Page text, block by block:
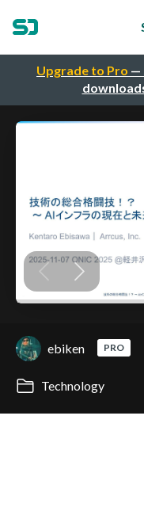
Upgrade to Pro —
ebiken PRO
Technology